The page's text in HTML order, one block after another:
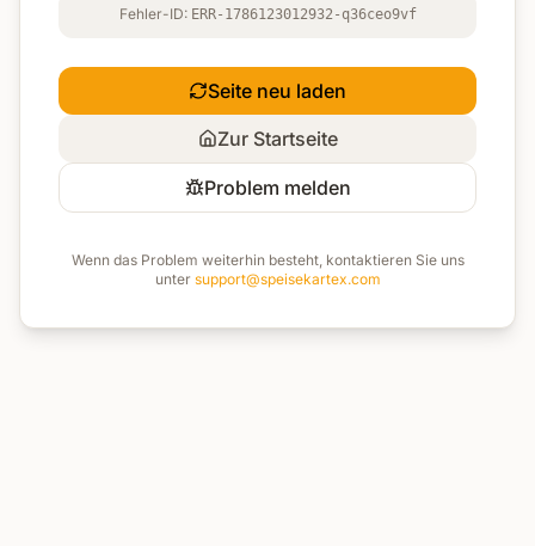
Fehler-ID: ERR-1786123012932-q36ceo9vf
Seite neu laden
Zur Startseite
Problem melden
Wenn das Problem weiterhin besteht, kontaktieren Sie uns
unter support@speisekartex.com